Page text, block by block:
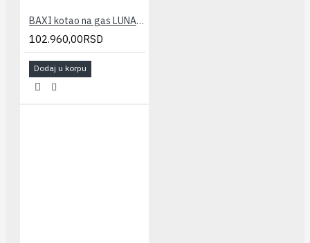
BAXI kotao na gas LUNA 3 240 FI(fasada-kombi)
102.960,00RSD
Dodaj u korpu